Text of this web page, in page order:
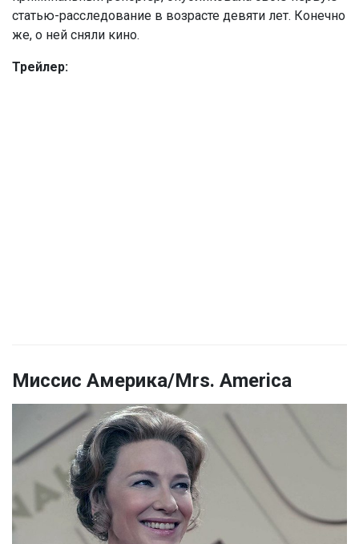
статью-расследование в возрасте девяти лет. Конечно
же, о ней сняли кино.
Трейлер:
Миссис Америка/Mrs. America